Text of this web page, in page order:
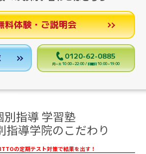
料体験・ご説明会
0120-62-0885
月～土 10:00～22:00 / 日曜日 10:00～19:00
別指導 学習塾
指導学院のこだわり
ITTOの定期テスト対策で結果を出す！